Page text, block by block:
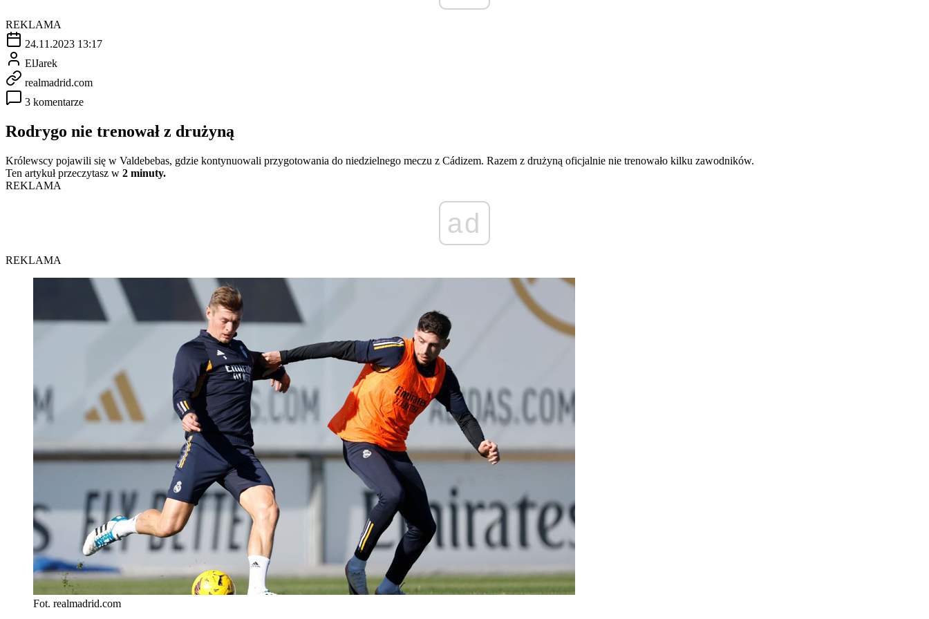
REKLAMA
24.11.2023 13:17
ElJarek
realmadrid.com
3 komentarze
Rodrygo nie trenował z drużyną
Królewscy pojawili się w Valdebebas, gdzie kontynuowali przygotowania do niedzielnego meczu z Cádizem. Razem z drużyną oficjalnie nie trenowało kilku zawodników.
Ten artykuł przeczytasz w 2 minuty.
REKLAMA
ad
REKLAMA
Fot. realmadrid.com